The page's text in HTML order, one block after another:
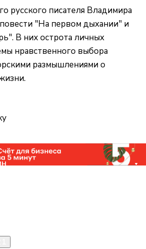
русского писателя Владимира
"На первом дыхании" и
В них острота личных
нравственного выбора
размышлениями о